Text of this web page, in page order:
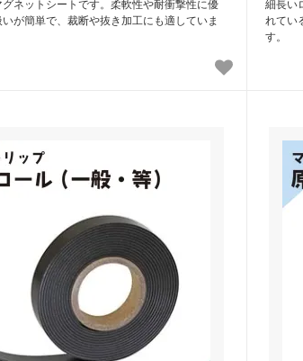
ネットシートです。柔軟性や耐衝撃性に優
が簡単で、裁断や抜き加工にも適していま
細長い
れてい
す。